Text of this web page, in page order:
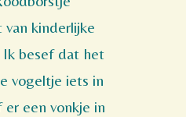
van kinderlijke
besef dat het
vogeltje iets in
een vonkje in